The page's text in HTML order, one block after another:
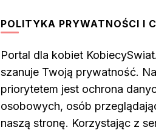
POLITYKA PRYWATNOŚCI I
Portal dla kobiet
szanuje Twoją prywatność.
priorytetem jest ochrona
osobowych, osób
naszą stronę. Korzystając z